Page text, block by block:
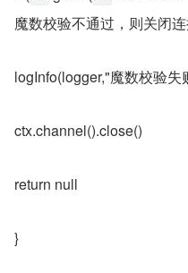
魔数校验不通过，则关闭
logInfo(logger,"魔数校验失
ctx.channel().close()
return null
}